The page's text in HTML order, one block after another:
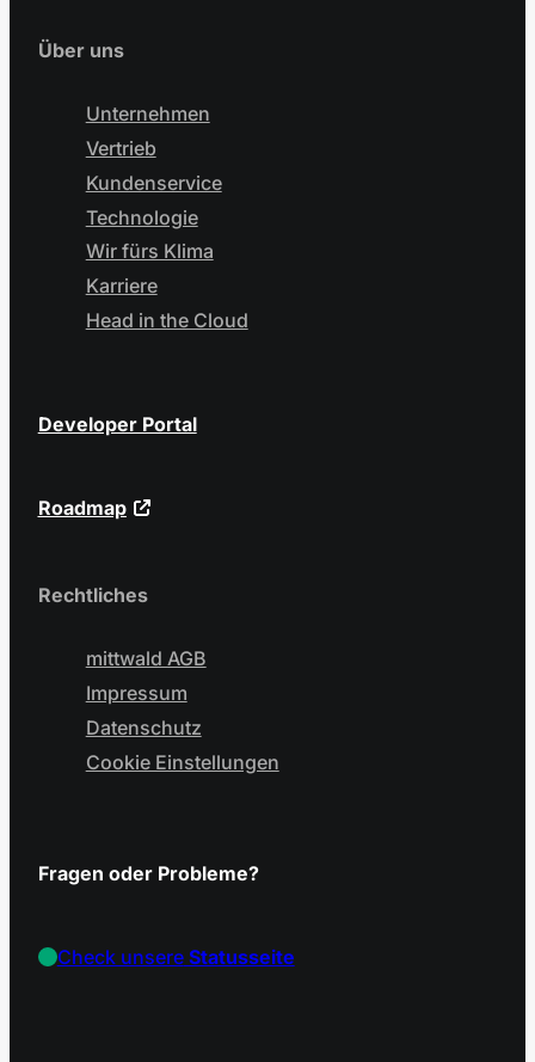
Über uns
Unternehmen
Vertrieb
Kundenservice
Technologie
Wir fürs Klima
Karriere
Head in the Cloud
Developer Portal
Roadmap
Rechtliches
mittwald AGB
Impressum
Datenschutz
Cookie Einstellungen
Fragen oder Probleme?
Check unsereStatusseite